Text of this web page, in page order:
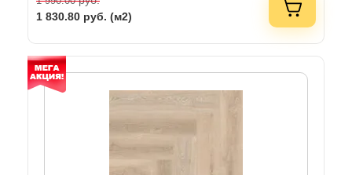
1 830.80 руб. (м2)